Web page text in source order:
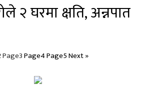
२ घरमा क्षति, अन्नपात
Page3Page4Page5Next »